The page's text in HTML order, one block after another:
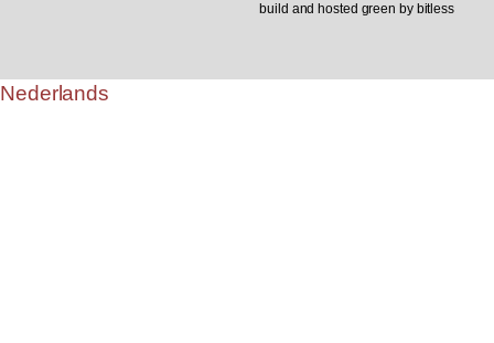
build and hosted green by bitless
Nederlands